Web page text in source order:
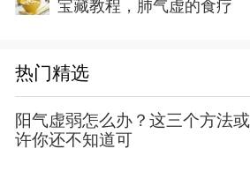
宝藏教程，肺气虚的食疗
热门精选
阳气虚弱怎么办？这三个方法或
许你还不知道可